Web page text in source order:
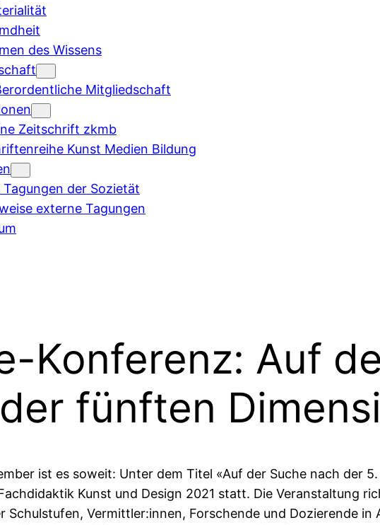
des Wissens
Mitgliedschaft
Zeitschrift zkmb
Kunst Medien Bildung
Tagungen der Sozietät
externe Tagungen
Konferenz: Auf
fünften
ist es soweit: Unter dem Titel «Auf der Suche nach der
Kunst und Design 2021 statt. Die Veranstaltung
Schulstufen, Vermittler:innen, Forschende und Dozierende in